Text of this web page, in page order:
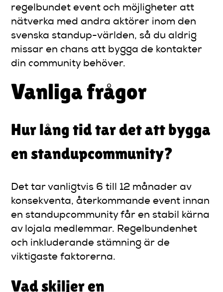
regelbundet event och möjligheter att
nätverka med andra aktörer inom den
svenska standup-världen, så du aldrig
missar en chans att bygga de kontakter
din community behöver.
Vanliga frågor
Hur lång tid tar det att bygga
en standupcommunity?
Det tar vanligtvis 6 till 12 månader av
konsekventa, återkommande event innan
en standupcommunity får en stabil kärna
av lojala medlemmar. Regelbundenhet
och inkluderande stämning är de
viktigaste faktorerna.
Vad skiljer en